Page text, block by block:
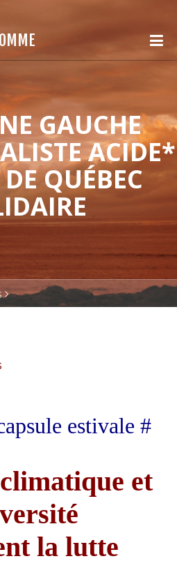
GAUCHE
ACIDE*
QUÉBEC
estivale #
et
la lutte